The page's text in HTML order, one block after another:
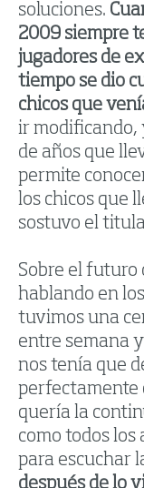
soluciones.
2009 siempre
jugadores de
tiempo se dio
chicos que
ir modificando,
de años que
permite
los chicos que
sostuvo el
Sobre el futuro
hablando en
tuvimos una
entre semana
nos tenía que
perfectamente
quería la
como todos los
para escuchar
después de lo